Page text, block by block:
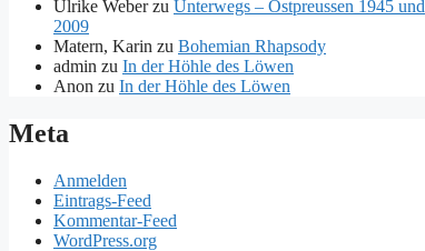
Ulrike Weberzu Unterwegs – Ostpreussen 1945 und
2009
Matern, Karin zu Bohemian Rhapsody
admin zu In der Höhle des Löwen
Anon zu In der Höhle des Löwen
Meta
Anmelden
Eintrags-Feed
Kommentar-Feed
WordPress.org